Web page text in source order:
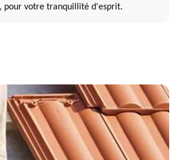
pour votre tranquillité d'esprit.